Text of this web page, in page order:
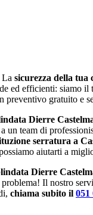
La sicurezza della tua
ed efficienti: siamo il
preventivo gratuito e
Dierre
un team di
serratura a
aiutarti a
Dierre
problema! Il nostro
chiama subito il 051